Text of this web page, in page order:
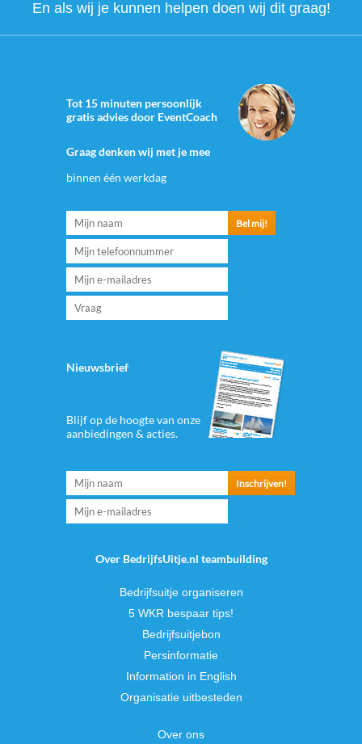
En als wij je kunnen helpen doen wij dit graag!
Tot 15 minuten persoonlijk
gratis advies door EventCoach
Graag denken wij met je mee
binnen één werkdag
Nieuwsbrief
Blijf op de hoogte van onze
aanbiedingen & acties.
Over BedrijfsUitje.nl teambuilding
Bedrijfsuitje organiseren
5 WKR bespaar tips!
Bedrijfsuitjebon
Persinformatie
Information in English
Organisatie uitbesteden
Over ons